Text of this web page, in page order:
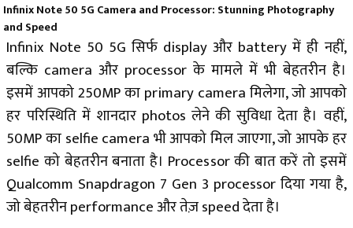
Infinix Note 50 5G Camera and Processor: Stunning Photography
and Speed
Infinix Note 50 5G सिर्फ display और battery में ही नहीं,
बल्कि camera और processor के मामले में भी बेहतरीन है।
इसमें आपको 250MP का primary camera मिलेगा, जो आपको
हर परिस्थिति में शानदार photos लेने की सुविधा देता है। वहीं,
50MP का selfie camera भी आपको मिल जाएगा, जो आपके हर
selfie को बेहतरीन बनाता है। Processor की बात करें तो इसमें
Qualcomm Snapdragon 7 Gen 3 processor दिया गया है,
जो बेहतरीन performance और तेज़ speed देता है।